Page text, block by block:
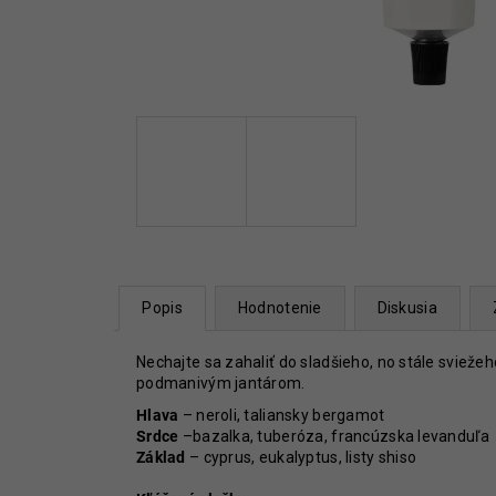
Popis Hodnotenie Diskusia
Nechajte sa zahaliť do sladšieho, no stále
podmanivým jantárom.
Hlava – neroli, taliansky bergamot
Srdce –bazalka, tuberóza, francúzska levanduľa
Základ – cyprus, eukalyptus, listy shiso